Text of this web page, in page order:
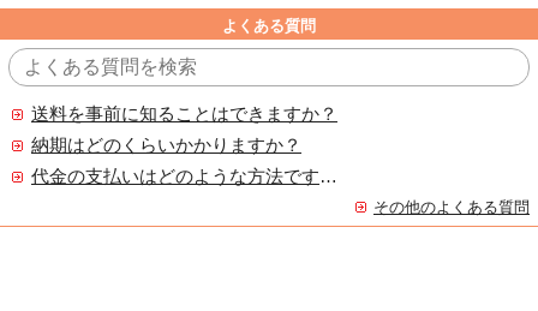
よくある質問
送料を事前に知ることはできますか？
納期はどのくらいかかりますか？
代金の支払いはどのような方法ですか？
その他のよくある質問